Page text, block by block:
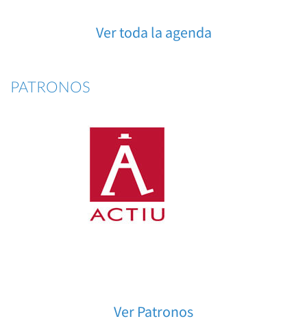
Ver toda la agenda
PATRONOS
Ver Patronos